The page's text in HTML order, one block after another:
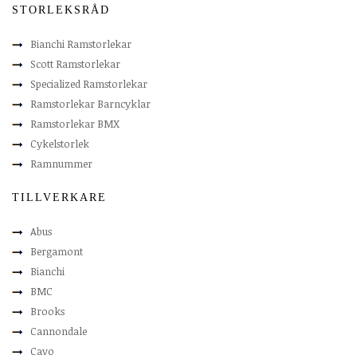
STORLEKSRÅD
Bianchi Ramstorlekar
Scott Ramstorlekar
Specialized Ramstorlekar
Ramstorlekar Barncyklar
Ramstorlekar BMX
Cykelstorlek
Ramnummer
TILLVERKARE
Abus
Bergamont
Bianchi
BMC
Brooks
Cannondale
Cavo